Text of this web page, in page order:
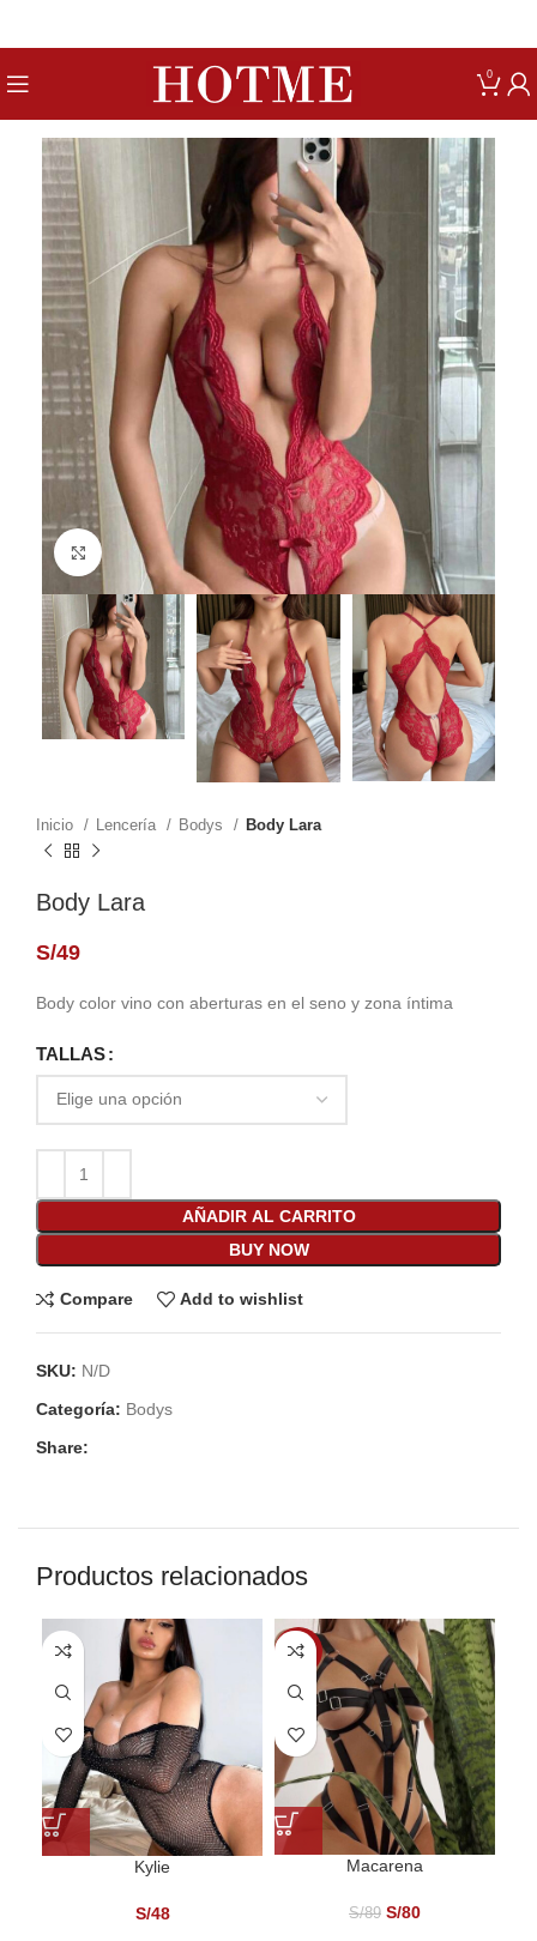
0
Click to enlarge
Inicio Lencería Bodys Body Lara
Body Lara
S/49
Body color vino con aberturas en el seno y zona íntima
TALLAS
AÑADIR AL CARRITO
BUY NOW
Compare Add to wishlist
SKU: N/D
Categoría: Bodys
Share:
Productos relacionados
Kylie
S/48
-10%
Macarena
S/89 S/80